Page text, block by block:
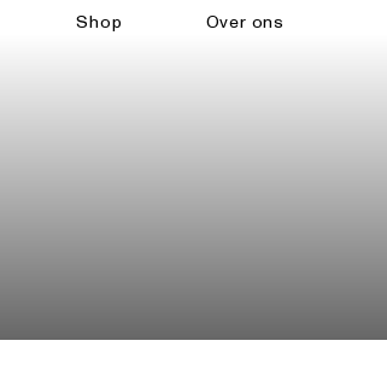
Shop Over ons